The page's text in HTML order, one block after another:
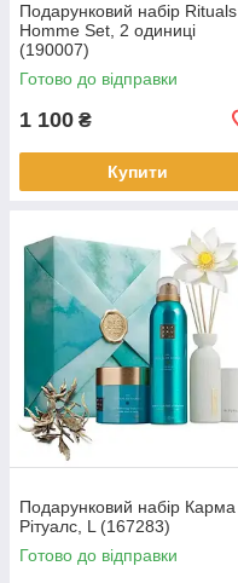
Подарунковий набір Rituals
Homme Set, 2 одиниці
(190007)
Готово до відправки
1 100 ₴
Купити
Подарунковий набір Карма
Рітуалс, L (167283)
Готово до відправки